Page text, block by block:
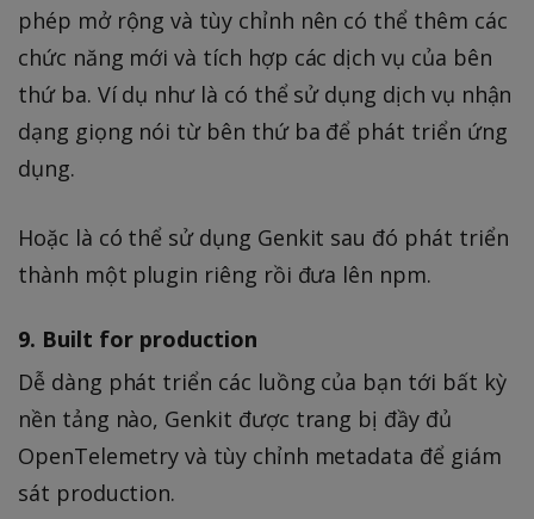
phép mở rộng và tùy chỉnh nên có thể thêm các
chức năng mới và tích hợp các dịch vụ của bên
thứ ba. Ví dụ như là có thể sử dụng dịch vụ nhận
dạng giọng nói từ bên thứ ba để phát triển ứng
dụng.
Hoặc là có thể sử dụng Genkit sau đó phát triển
thành một plugin riêng rồi đưa lên npm.
9. Built for production
Dễ dàng phát triển các luồng của bạn tới bất kỳ
nền tảng nào, Genkit được trang bị đầy đủ
OpenTelemetry và tùy chỉnh metadata để giám
sát production.